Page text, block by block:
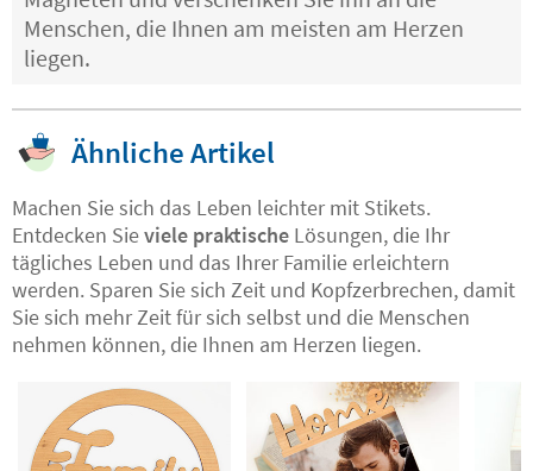
Menschen, die Ihnen am meisten am Herzen
liegen.
Ähnliche Artikel
Machen Sie sich das Leben leichter mit Stikets.
Entdecken Sieviele praktische Lösungen, die Ihr
tägliches Leben und das Ihrer Familie erleichtern
werden. Sparen Sie sich Zeit und Kopfzerbrechen, damit
Sie sich mehr Zeit für sich selbst und die Menschen
nehmen können, die Ihnen am Herzen liegen.